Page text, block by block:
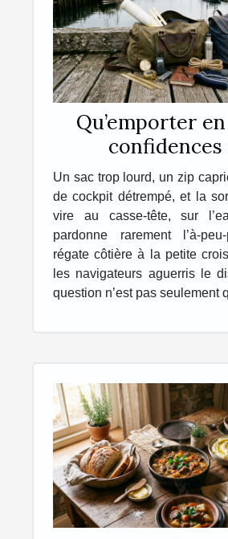
Qu’emporter
confidences
navigateurs sur
idéal
Un sac trop lourd, un zip
de cockpit détrempé, et la
vire au casse-tête, sur
pardonne rarement l’à-
régate côtière à la petite
les navigateurs aguerris le
question n’est pas seulement